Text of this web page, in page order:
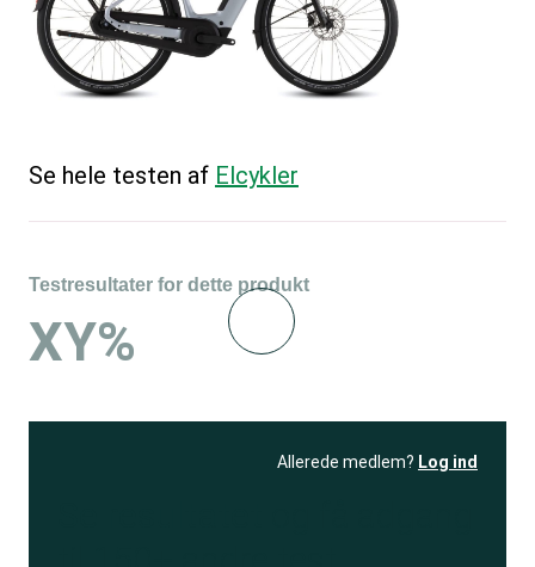
Se hele testen af Elcykler
Testresultater for dette produkt
XY%
Allerede medlem? Log ind